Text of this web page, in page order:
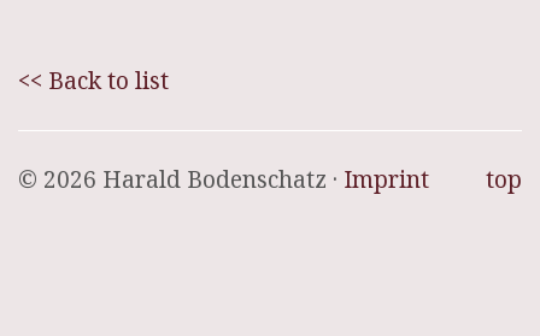
<< Back to list
top
© 2026 Harald Bodenschatz · Imprint